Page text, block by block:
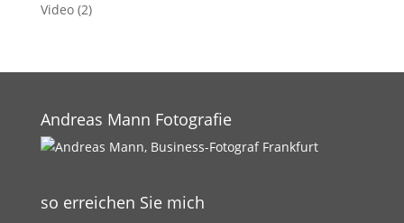
Video(2)
Andreas Mann Fotografie
so erreichen Sie mich